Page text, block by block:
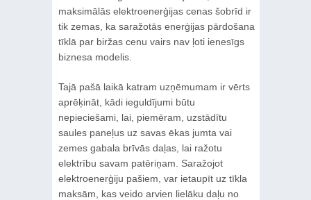
maksimālās elektroenerģijas cenas šobrīd ir
tik zemas, ka saražotās enerģijas pārdošana
tīklā par biržas cenu vairs nav ļoti ienesīgs
biznesa modelis.
Tajā pašā laikā katram uzņēmumam ir vērts
aprēķināt, kādi ieguldījumi būtu
nepieciešami, lai, piemēram, uzstādītu
saules paneļus uz savas ēkas jumta vai
zemes gabala brīvās daļas, lai ražotu
elektrību savam patēriņam. Saražojot
elektroenerģiju pašiem, var ietaupīt uz tīkla
maksām, kas veido arvien lielāku daļu no